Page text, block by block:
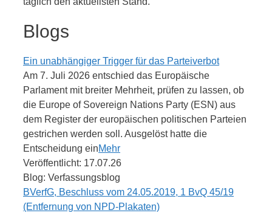
Blogs
Ein unabhängiger Trigger für das Parteiverbot
Am 7. Juli 2026 entschied das Europäische
Parlament mit breiter Mehrheit, prüfen zu lassen, ob
die Europe of Sovereign Nations Party (ESN) aus
dem Register der europäischen politischen Parteien
gestrichen werden soll. Ausgelöst hatte die
Entscheidung einMehr
Veröffentlicht: 17.07.26
Blog: Verfassungsblog
BVerfG, Beschluss vom 24.05.2019, 1 BvQ 45/19
(Entfernung von NPD-Plakaten)